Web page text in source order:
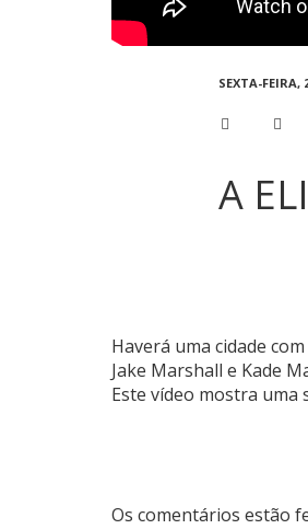
SEXTA-FEIRA,
A
Haverá uma cidade
Jake Marshall e Kade
Este vídeo mostra uma
Os comentários estão